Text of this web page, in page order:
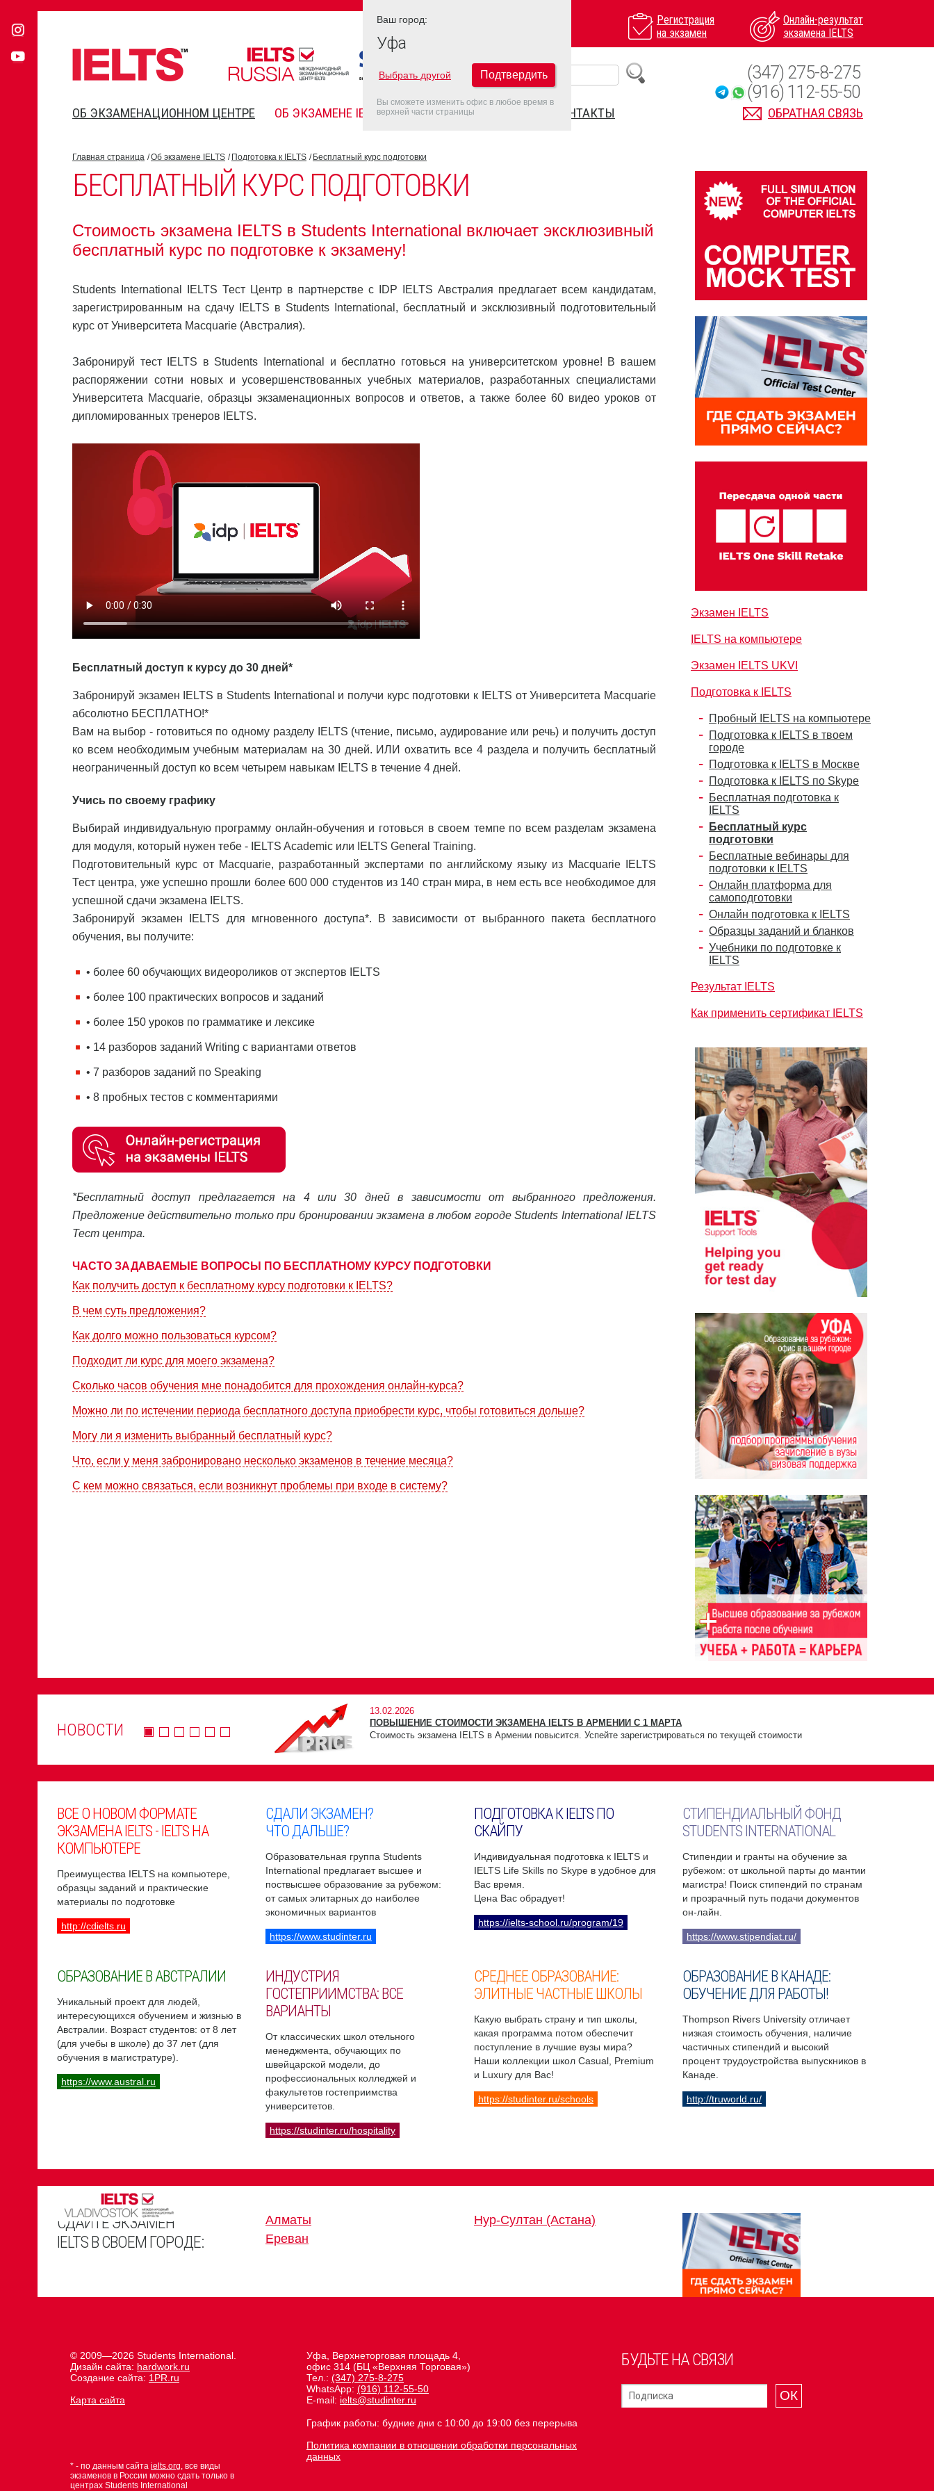
Регистрация
на экзамен
Онлайн-результат
экзамена IELTS
ОБ ЭКЗАМЕНАЦИОННОМ ЦЕНТРЕ ОБ ЭКЗАМЕНЕ IELTS FAQ ДАТЫ IELTS 2022 КОНТАКТЫ ОБРАТНАЯ СВЯЗЬ
(347) 275-8-275
(916) 112-55-50
Главная страница Об экзамене IELTS Подготовка к IELTS Бесплатный курс подготовки
БЕСПЛАТНЫЙ КУРС ПОДГОТОВКИ
Стоимость экзамена IELTS в Students International включает эксклюзивный
бесплатный курс по подготовке к экзамену!
Students International IELTS Тест Центр в партнерстве с IDP IELTS Австралия предлагает всем кандидатам,
зарегистрированным на сдачу IELTS в Students International, бесплатный и эксклюзивный подготовительный
курс от Университета Macquarie (Австралия).
Забронируй тест IELTS в Students International и бесплатно готовься на университетском уровне! В вашем
распоряжении сотни новых и усовершенствованных учебных материалов, разработанных специалистами
Университета Macquarie, образцы экзаменационных вопросов и ответов, а также более 60 видео уроков от
дипломированных тренеров IELTS.
Бесплатный доступ к курсу до 30 дней*
Забронируй экзамен IELTS в Students International и получи курс подготовки к IELTS от Университета Macquarie
абсолютно БЕСПЛАТНО!*
Вам на выбор - готовиться по одному разделу IELTS (чтение, письмо, аудирование или речь) и получить доступ
ко всем необходимым учебным материалам на 30 дней. ИЛИ охватить все 4 раздела и получить бесплатный
неограниченный доступ ко всем четырем навыкам IELTS в течение 4 дней.
Учись по своему графику
Выбирай индивидуальную программу онлайн-обучения и готовься в своем темпе по всем разделам экзамена
для модуля, который нужен тебе - IELTS Academic или IELTS General Training.
Подготовительный курс от Macquarie, разработанный экспертами по английскому языку из Macquarie IELTS
Тест центра, уже успешно прошли более 600 000 студентов из 140 стран мира, в нем есть все необходимое для
успешной сдачи экзамена IELTS.
Забронируй экзамен IELTS для мгновенного доступа*. В зависимости от выбранного пакета бесплатного
обучения, вы получите:
• более 60 обучающих видеороликов от экспертов IELTS
• более 100 практических вопросов и заданий
• более 150 уроков по грамматике и лексике
• 14 разборов заданий Writing с вариантами ответов
• 7 разборов заданий по Speaking
• 8 пробных тестов с комментариями
*Бесплатный доступ предлагается на 4 или 30 дней в зависимости от выбранного предложения.
Предложение действительно только при бронировании экзамена в любом городе Students International IELTS
Тест центра.
ЧАСТО ЗАДАВАЕМЫЕ ВОПРОСЫ ПО БЕСПЛАТНОМУ КУРСУ ПОДГОТОВКИ
Как получить доступ к бесплатному курсу подготовки к IELTS?
В чем суть предложения?
Как долго можно пользоваться курсом?
Подходит ли курс для моего экзамена?
Сколько часов обучения мне понадобится для прохождения онлайн-курса?
Можно ли по истечении периода бесплатного доступа приобрести курс, чтобы готовиться дольше?
Могу ли я изменить выбранный бесплатный курс?
Что, если у меня забронировано несколько экзаменов в течение месяца?
С кем можно связаться, если возникнут проблемы при входе в систему?
Экзамен IELTS
IELTS на компьютере
Экзамен IELTS UKVI
Подготовка к IELTS
Пробный IELTS на компьютере
Подготовка к IELTS в твоем
городе
Подготовка к IELTS в Москве
Подготовка к IELTS по Skype
Бесплатная подготовка к
IELTS
Бесплатный курс
подготовки
Бесплатные вебинары для
подготовки к IELTS
Онлайн платформа для
самоподготовки
Онлайн подготовка к IELTS
Образцы заданий и бланков
Учебники по подготовке к
IELTS
Результат IELTS
Как применить сертификат IELTS
НОВОСТИ
13.02.2026
ПОВЫШЕНИЕ СТОИМОСТИ ЭКЗАМЕНА IELTS В АРМЕНИИ С 1 МАРТА
Стоимость экзамена IELTS в Армении повысится. Успейте зарегистрироваться по текущей стоимости
ВСЕ О НОВОМ ФОРМАТЕ
ЭКЗАМЕНА IELTS - IELTS НА
КОМПЬЮТЕРЕ
Преимущества IELTS на компьютере,
образцы заданий и практические
материалы по подготовке
http://cdielts.ru
СДАЛИ ЭКЗАМЕН?
ЧТО ДАЛЬШЕ?
Образовательная группа Students
International предлагает высшее и
поствысшее образование за рубежом:
от самых элитарных до наиболее
экономичных вариантов
https://www.studinter.ru
ПОДГОТОВКА К IELTS ПО
СКАЙПУ
Индивидуальная подготовка к IELTS и
IELTS Life Skills по Skype в удобное для
Вас время.
Цена Вас обрадует!
https://ielts-school.ru/program/19
СТИПЕНДИАЛЬНЫЙ ФОНД
STUDENTS INTERNATIONAL
Стипендии и гранты на обучение за
рубежом: от школьной парты до мантии
магистра! Поиск стипендий по странам
и прозрачный путь подачи документов
он-лайн.
https://www.stipendiat.ru/
ОБРАЗОВАНИЕ В АВСТРАЛИИ
Уникальный проект для людей,
интересующихся обучением и жизнью в
Австралии. Возраст студентов: от 8 лет
(для учебы в школе) до 37 лет (для
обучения в магистратуре).
https://www.austral.ru
ИНДУСТРИЯ
ГОСТЕПРИИМСТВА: ВСЕ
ВАРИАНТЫ
От классических школ отельного
менеджмента, обучающих по
швейцарской модели, до
профессиональных колледжей и
факультетов гостеприимства
университетов.
https://studinter.ru/hospitality
СРЕДНЕЕ ОБРАЗОВАНИЕ:
ЭЛИТНЫЕ ЧАСТНЫЕ ШКОЛЫ
Какую выбрать страну и тип школы,
какая программа потом обеспечит
поступление в лучшие вузы мира?
Наши коллекции школ Casual, Premium
и Luxury для Вас!
https://studinter.ru/schools
ОБРАЗОВАНИЕ В КАНАДЕ:
ОБУЧЕНИЕ ДЛЯ РАБОТЫ!
Thompson Rivers University отличает
низкая стоимость обучения, наличие
частичных стипендий и высокий
процент трудоустройства выпускников в
Канаде.
http://truworld.ru/
СДАЙТЕ ЭКЗАМЕН
IELTS В СВОЕМ ГОРОДЕ:
Алматы
Ереван
Нур-Султан (Астана)
БУДЬТЕ НА СВЯЗИ
ОК
Уфа, Верхнеторговая площадь 4,
офис 314 (БЦ «Верхняя Торговая»)
Тел.: (347) 275-8-275
WhatsApp: (916) 112-55-50
E-mail: ielts@studinter.ru
График работы: будние дни с 10:00 до 19:00 без перерыва
Политика компании в отношении обработки персональных
данных
© 2009—2026 Students International.
Дизайн сайта: hardwork.ru
Создание сайта: 1PR.ru
Карта сайта
* - по данным сайта ielts.org, все виды
экзаменов в России можно сдать только в
центрах Students International
Ваш город:
Уфа
Выбрать другой Подтвердить
Вы сможете изменить офис в любое время в
верхней части страницы